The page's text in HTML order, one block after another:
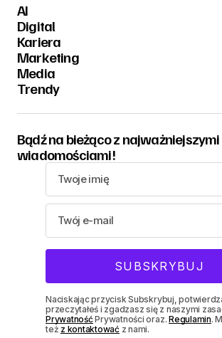
AI
Digital
Kariera
Marketing
Media
Trendy
Bądź na bieżąco z najważniejszymi
wiadomościami!
Naciskając przycisk Subskrybuj,
przeczytałeś i zgadzasz się z naszymi
PrywatnośćPrywatności oraz.Regulamin.
też z kontaktowaćz nami.